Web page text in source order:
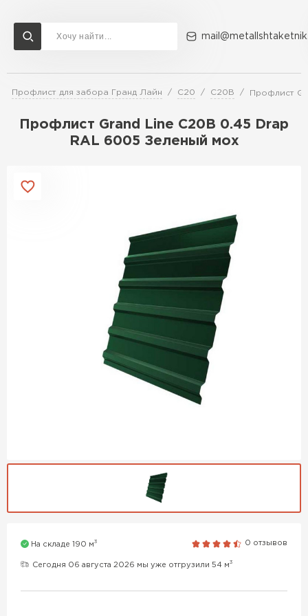
Профлист для забора Гранд Лайн C20 С20В Профлист
Профлист Grand Line C20В 0.45 Drap
RAL 6005 Зеленый мох
На складе 190 м3 0 отзывов
Сегодня 06 августа 2026 мы уже отгрузили 54 м3
Доставка и оплата Акции О компании Контакты
Перейти в каталог